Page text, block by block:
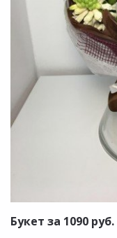
Букет за 1090 руб.